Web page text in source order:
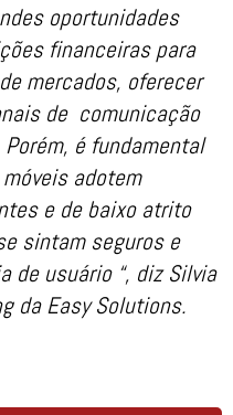
oportunidades
financeiras para
mercados, oferecer
de comunicação
é fundamental
adotem
e de baixo atrito
sintam seguros e
de usuário “, diz Silvia
da Easy Solutions.